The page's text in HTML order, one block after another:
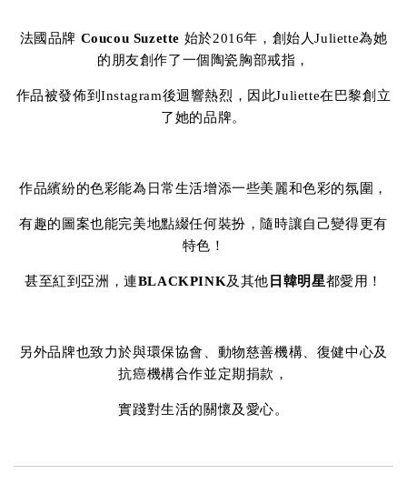
法國品牌 Coucou Suzette 始於2016年，創始人Juliette為她
的朋友創作了一個陶瓷胸部戒指，
作品被發佈到Instagram後迴響熱烈，因此Juliette在巴黎創立
了她的品牌。
作品繽紛的色彩能為日常生活增添一些美麗和色彩的氛圍，
有趣的圖案也能完美地點綴任何裝扮，隨時讓自己變得更有
特色！
甚至紅到亞洲，連BLACKPINK及其他 日韓明星都愛用！
另外品牌也致力於與環保協會、動物慈善機構、復健中心及
抗癌機構合作並定期捐款，
實踐對生活的關懷及愛心。